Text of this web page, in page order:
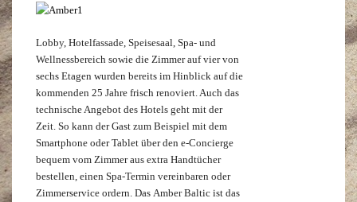
Lobby, Hotelfassade, Speisesaal, Spa- und
Wellnessbereich sowie die Zimmer auf vier von
sechs Etagen wurden bereits im Hinblick auf die
kommenden 25 Jahre frisch renoviert. Auch das
technische Angebot des Hotels geht mit der
Zeit. So kann der Gast zum Beispiel mit dem
Smartphone oder Tablet über den e-Concierge
bequem vom Zimmer aus extra Handtücher
bestellen, einen Spa-Termin vereinbaren oder
Zimmerservice ordern. Das Amber Baltic ist das